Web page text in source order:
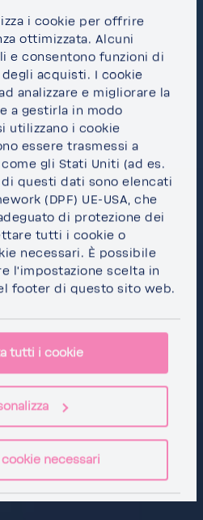
i cookie per offrire
ottimizzata. Alcuni
e consentono funzioni di
acquisti. I cookie
analizzare e migliorare la
a gestirla in modo
utilizzano i cookie
essere trasmessi a
gli Stati Uniti (ad es.
questi dati sono elencati
(DPF) UE-USA, che
di protezione dei
tutti i cookie o
necessari. È possibile
l'impostazione scelta in
footer di questo sito web.
tutti i cookie
cookie necessari